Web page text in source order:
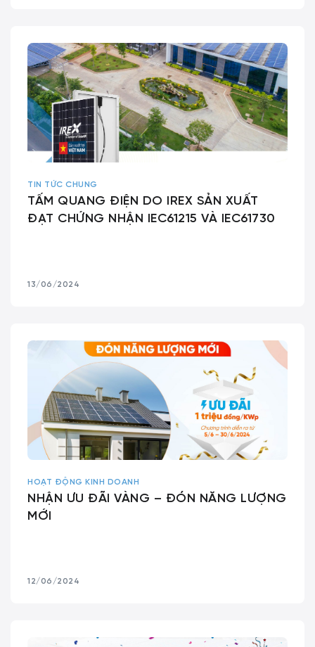
TIN TỨC CHUNG
TẤM QUANG ĐIỆN DO IREX SẢN XUẤT
ĐẠT CHỨNG NHẬN IEC61215 VÀ IEC61730
13/06/2024
HOẠT ĐỘNG KINH DOANH
NHẬN ƯU ĐÃI VÀNG – ĐÓN NĂNG LƯỢNG
MỚI
12/06/2024